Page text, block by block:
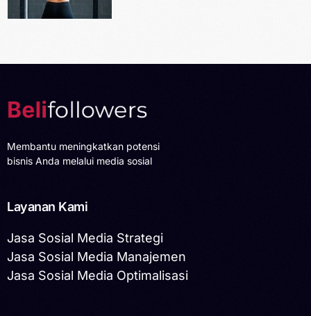
Membantu meningkatkan potensi
bisnis Anda melalui media sosial
Layanan Kami
Jasa Sosial Media Strategi
Jasa Sosial Media Manajemen
Jasa Sosial Media Optimalisasi